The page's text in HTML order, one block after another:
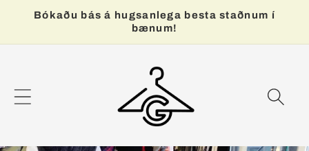
Bókaðu bás á hugsanlega besta staðnum í
bænum!